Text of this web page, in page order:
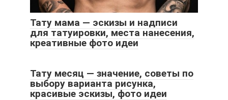
Тату мама — эскизы и надписи
для татуировки, места нанесения,
креативные фото идеи
Тату месяц — значение, советы по
выбору варианта рисунка,
красивые эскизы, фото идеи